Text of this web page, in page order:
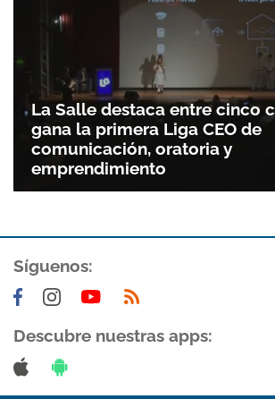
Gracias por suscribirte a
La Salle destaca entre cinco
gana la primera Liga CEO de
comunicación, oratoria y
emprendimiento
Síguenos:
Descubre nuestras apps: